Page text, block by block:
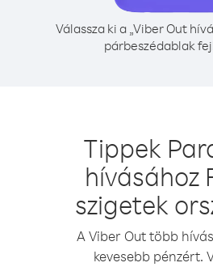
Válassza ki a „Viber Out
párbeszédablak
Tippek
hívásához
szigetek
A Viber Out több
kevesebb pénzért.